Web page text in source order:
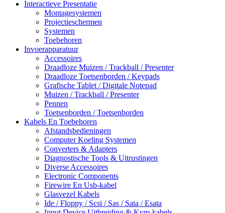
Interactieve Presentatie
Montagesystemen
Projectieschermen
Systemen
Toebehoren
Invoerapparatuur
Accessoires
Draadloze Muizen / Trackball / Presenter
Draadloze Toetsenborden / Keypads
Grafische Tablet / Digitale Notepad
Muizen / Trackball / Presenter
Pennen
Toetsenborden / Toetsenborden
Kabels En Toebehoren
Afstandsbedieningen
Computer Koeling Systemen
Converters & Adapters
Diagnostische Tools & Uitrustingen
Diverse Accessoires
Electronic Components
Firewire En Usb-kabel
Glasvezel Kabels
Ide / Floppy / Scsi / Sas / Sata / Esata